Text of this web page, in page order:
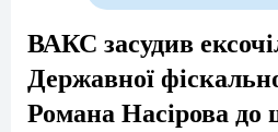
ВАКС засудив
Державної
Романа Насірова до